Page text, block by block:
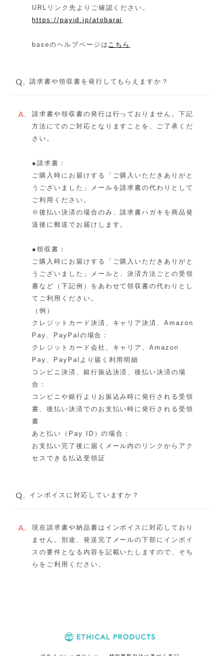
URLリンク先よりご確認ください。
https://payid.jp/atobarai
baseのヘルプページは こちら
Q. 請求書や領収書を発行してもらえますか？
A.
請求書や領収書の発行は行っておりません。下記
方法にてのご対応となりますことを、ご了承くだ
さい。
●請求書：
ご購入時にお届けする「ご購入いただきありがと
うございました」メールを請求書の代わりとして
ご利用ください。
※後払い決済の場合のみ、請求書ハガキを商品発
送後に郵送でお届けします。
●領収書：
ご購入時にお届けする「ご購入いただきありがと
うございました」メールと、決済方法ごとの受領
書など（下記例）をあわせて領収書の代わりとし
てご利用ください。
（例）
クレジットカード決済、キャリア決済、Amazon
Pay、PayPalの場合：
クレジットカード会社、キャリア、Amazon
Pay、PayPalより届く利用明細
コンビニ決済、銀行振込決済、後払い決済の場
合：
コンビニや銀行よりお振込み時に発行される受領
書、後払い決済でのお支払い時に発行される受領
書
あと払い（Pay ID）の場合：
お支払い完了後に届くメール内のリンクからアク
セスできる払込受領証
Q. インボイスに対応していますか？
A.
現在請求書や納品書はインボイスに対応しており
ません。別途、発送完了メールの下部にインボイ
スの要件となる内容を記載いたしますので、そち
らをご利用ください。